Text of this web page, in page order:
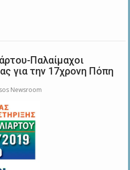
Παλαίμαχοι
για την 17χρονη Πόπη
Newsroom